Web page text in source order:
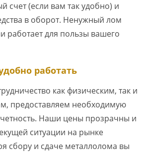
счет (если вам так удобно) и
в оборот. Ненужный лом
работает для пользы вашего
работать
как физическим, так и
предоставляем необходимую
Наши цены прозрачны и
ситуации на рынке
сбору и сдаче металлолома вы